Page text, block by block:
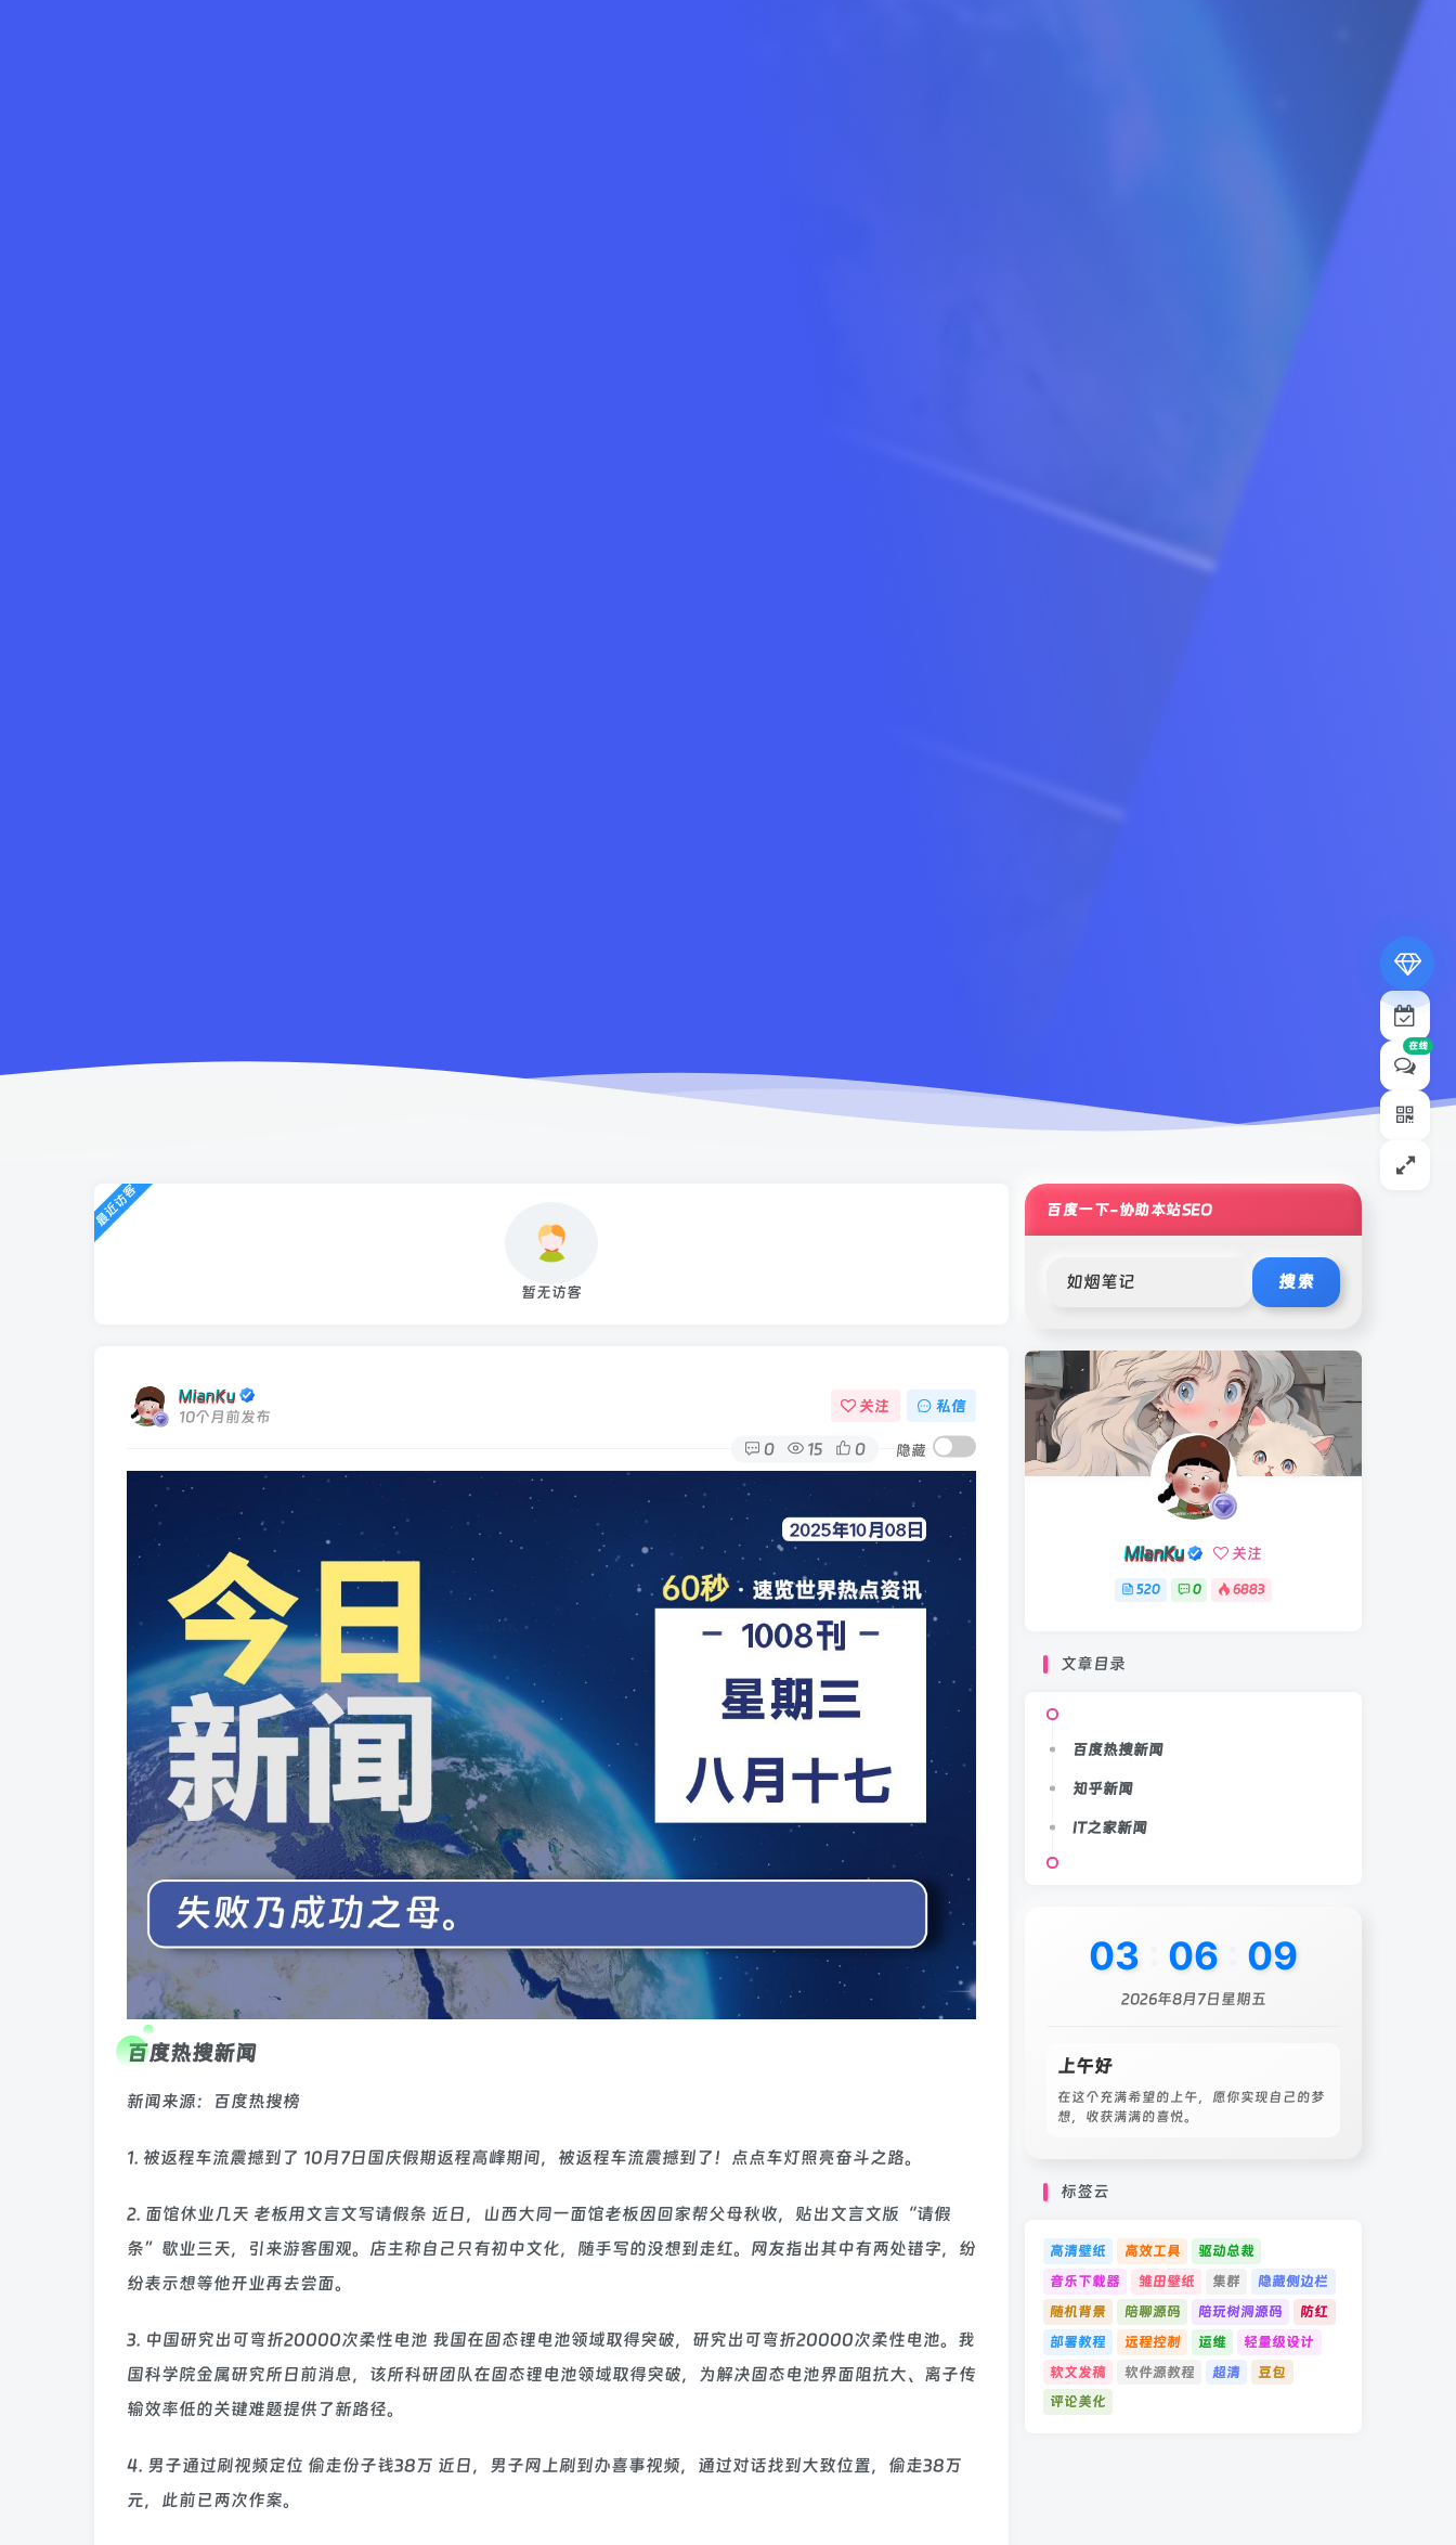
最近访客
暂无访客
MianKu
10个月前发布
关注 私信
0 15 0 隐藏
百度热搜新闻
新闻来源：百度热搜榜
1. 被返程车流震撼到了 10月7日国庆假期返程高峰期间，被返程车流震撼到了！点点车灯照亮奋斗之路。
2. 面馆休业几天 老板用文言文写请假条 近日，山西大同一面馆老板因回家帮父母秋收，贴出文言文版“请假
条”歇业三天，引来游客围观。店主称自己只有初中文化，随手写的没想到走红。网友指出其中有两处错字，纷
纷表示想等他开业再去尝面。
3. 中国研究出可弯折20000次柔性电池 我国在固态锂电池领域取得突破，研究出可弯折20000次柔性电池。我
国科学院金属研究所日前消息，该所科研团队在固态锂电池领域取得突破，为解决固态电池界面阻抗大、离子传
输效率低的关键难题提供了新路径。
4. 男子通过刷视频定位 偷走份子钱38万 近日，男子网上刷到办喜事视频，通过对话找到大致位置，偷走38万
元，此前已两次作案。
百度一下-协助本站SEO
搜索
MianKu 关注
520 0 6883
文章目录
百度热搜新闻
知乎新闻
IT之家新闻
03 06 12
2026年8月7日星期五
上午好
在这个充满希望的上午，愿你实现自己的梦
想，收获满满的喜悦。
标签云
高清壁纸 高效工具
驱动总裁
音乐下载器
雏田壁纸 集群
隐藏侧边栏
随机背景
陪聊源码 陪玩树洞源码
防红
部署教程
远程控制 运维
轻量级设计
软文发稿
软件源教程 超清
豆包
评论美化
在线